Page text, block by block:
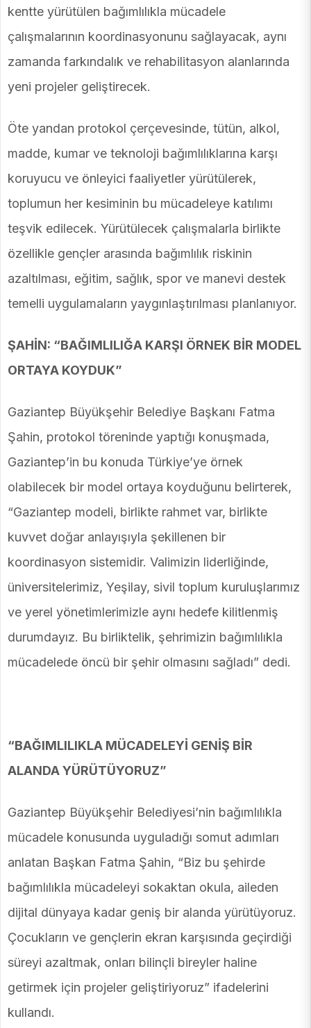
kentte yürütülen bağımlılıkla mücadele
çalışmalarının koordinasyonunu sağlayacak, aynı
zamanda farkındalık ve rehabilitasyon alanlarında
yeni projeler geliştirecek.
Öte yandan protokol çerçevesinde, tütün, alkol,
madde, kumar ve teknoloji bağımlılıklarına karşı
koruyucu ve önleyici faaliyetler yürütülerek,
toplumun her kesiminin bu mücadeleye katılımı
teşvik edilecek. Yürütülecek çalışmalarla birlikte
özellikle gençler arasında bağımlılık riskinin
azaltılması, eğitim, sağlık, spor ve manevi destek
temelli uygulamaların yaygınlaştırılması planlanıyor.
ŞAHİN: “BAĞIMLILIĞA KARŞI ÖRNEK BİR MODEL
ORTAYA KOYDUK”
Gaziantep Büyükşehir Belediye Başkanı Fatma
Şahin, protokol töreninde yaptığı konuşmada,
Gaziantep’in bu konuda Türkiye’ye örnek
olabilecek bir model ortaya koyduğunu belirterek,
“Gaziantep modeli, birlikte rahmet var, birlikte
kuvvet doğar anlayışıyla şekillenen bir
koordinasyon sistemidir. Valimizin liderliğinde,
üniversitelerimiz, Yeşilay, sivil toplum kuruluşlarımız
ve yerel yönetimlerimizle aynı hedefe kilitlenmiş
durumdayız. Bu birliktelik, şehrimizin bağımlılıkla
mücadelede öncü bir şehir olmasını sağladı” dedi.
“BAĞIMLILIKLA MÜCADELEYİ GENİŞ BİR
ALANDA YÜRÜTÜYORUZ”
Gaziantep Büyükşehir Belediyesi’nin bağımlılıkla
mücadele konusunda uyguladığı somut adımları
anlatan Başkan Fatma Şahin, “Biz bu şehirde
bağımlılıkla mücadeleyi sokaktan okula, aileden
dijital dünyaya kadar geniş bir alanda yürütüyoruz.
Çocukların ve gençlerin ekran karşısında geçirdiği
süreyi azaltmak, onları bilinçli bireyler haline
getirmek için projeler geliştiriyoruz” ifadelerini
kullandı.